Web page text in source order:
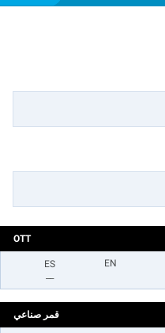
OTT
EN
ES
قمر صناعي